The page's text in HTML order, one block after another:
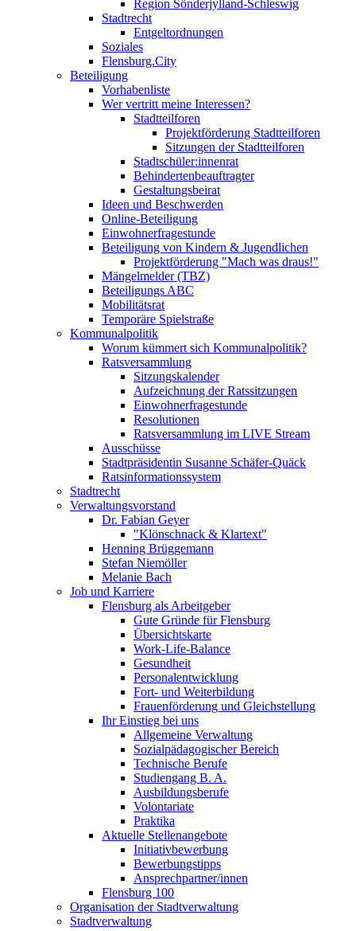
Region Sönderjylland-Schleswig
Stadtrecht
Entgeltordnungen
Soziales
Flensburg.City
Beteiligung
Vorhabenliste
Wer vertritt meine Interessen?
Stadtteilforen
Projektförderung Stadtteilforen
Sitzungen der Stadtteilforen
Stadtschüler:innenrat
Behindertenbeauftragter
Gestaltungsbeirat
Ideen und Beschwerden
Online-Beteiligung
Einwohnerfragestunde
Beteiligung von Kindern & Jugendlichen
Projektförderung "Mach was draus!"
Mängelmelder (TBZ)
Beteiligungs ABC
Mobilitätsrat
Temporäre Spielstraße
Kommunalpolitik
Worum kümmert sich Kommunalpolitik?
Ratsversammlung
Sitzungskalender
Aufzeichnung der Ratssitzungen
Einwohnerfragestunde
Resolutionen
Ratsversammlung im LIVE Stream
Ausschüsse
Stadtpräsidentin Susanne Schäfer-Quäck
Ratsinformationssystem
Stadtrecht
Verwaltungsvorstand
Dr. Fabian Geyer
"Klönschnack & Klartext"
Henning Brüggemann
Stefan Niemöller
Melanie Bach
Job und Karriere
Flensburg als Arbeitgeber
Gute Gründe für Flensburg
Übersichtskarte
Work-Life-Balance
Gesundheit
Personalentwicklung
Fort- und Weiterbildung
Frauenförderung und Gleichstellung
Ihr Einstieg bei uns
Allgemeine Verwaltung
Sozialpädagogischer Bereich
Technische Berufe
Studiengang B. A.
Ausbildungsberufe
Volontariate
Praktika
Aktuelle Stellenangebote
Initiativbewerbung
Bewerbungstipps
Ansprechpartner/innen
Flensburg 100
Organisation der Stadtverwaltung
Stadtverwaltung